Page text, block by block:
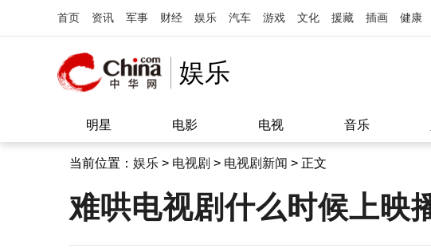
首页 资讯 军事 财经 娱乐 汽车 游戏 文化 援藏 插画 健康
娱乐
明星 电影 电视 音乐
当前位置： 娱乐 > 电视剧 > 电视剧新闻 > 正文
难哄电视剧什么时候上映